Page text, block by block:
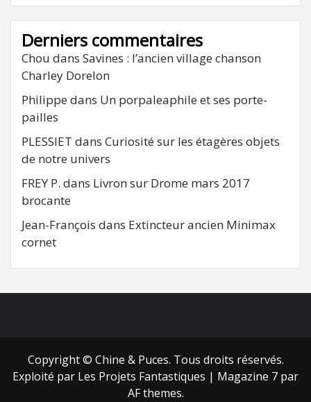
Derniers commentaires
Chou dans Savines : l’ancien village chanson
Charley Dorelon
Philippe dans Un porpaleaphile et ses porte-
pailles
PLESSIET dans Curiosité sur les étagères objets
de notre univers
FREY P. dans Livron sur Drome mars 2017
brocante
Jean-François dans Extincteur ancien Minimax
cornet
Copyright © Chine & Puces. Tous droits réservés.
Exploité par Les Projets Fantastiques | Magazine 7 par
AF themes.